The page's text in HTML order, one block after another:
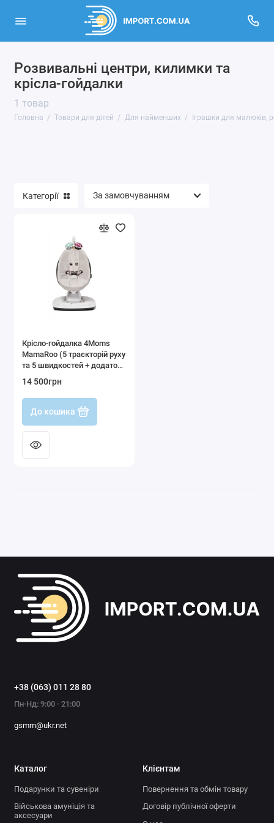
Розвивальні центри, килимки та
крісла-гойдалки
1 товар
Головна Товари для дітей Для найменших Іграшки для малюків,
Високотехнологічні іграшки
Дитячі іграшки
Зубні щітки для дітей
Коляски та автокрісла
Оптичні прилади для дітей
Показати все
Категорії
Крісло-гойдалка 4Moms
MamaRoo (5 траєкторій руху
та 5 швидкостей + додаток
14 500грн
До кошика
+38 (063) 011 28 80
Пн-Нд: 9:00 - 21:00
gsmm@ukr.net
Каталог
Подарунки та сувеніри
Військова амуніція та
аксесуари
Клієнтам
Повернення та обмін товару
Договір публічної оферти